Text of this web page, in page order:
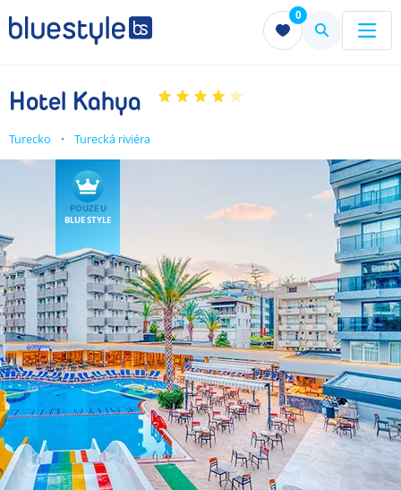
0
Menu Menu
Hotel Kahya
Turecko Turecká riviéra
POUZE U
BLUE STYLE